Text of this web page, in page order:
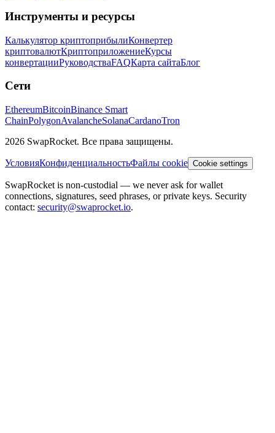
Инструменты и ресурсы
Калькулятор криптоприбылиКонвертер
криптовалютКриптоприложениеКурсы
конвертацииРуководстваFAQКарта сайтаБлог
Сети
EthereumBitcoinBinance Smart
ChainPolygonAvalancheSolanaCardanoTron
2026 SwapRocket. Все права защищены.
УсловияКонфиденциальностьФайлы cookie Cookie settings
SwapRocket is non-custodial — we never ask for wallet
connections, signatures, seed phrases, or private keys. Security
contact: security@swaprocket.io.